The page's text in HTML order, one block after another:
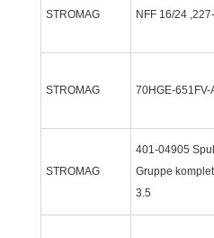
STROMAG NFF 16/24
STROMAG 70HGE-651FV-
STROMAG
401-04905
Gruppe
3.5